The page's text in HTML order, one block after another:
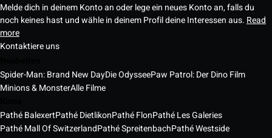
Melde dich in deinem Konto an oder lege ein neues Konto an, falls du
noch keines hast und wähle in deinem Profil deine Interessen aus. Read
more
Kontaktiere uns
Spider-Man: Brand New DayDie OdysseePaw Patrol: Der Dino Film
Minions & MonsterAlle Filme
Pathé BalexertPathé DietlikonPathé FlonPathé Les Galeries
Pathé Mall Of SwitzerlandPathé SpreitenbachPathé Westside